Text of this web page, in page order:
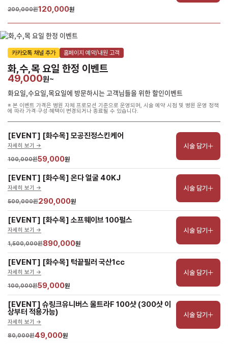
200,000원120,000원
카카오톡 채널 추가 홈페이지 예약/내원 고객
화,수,목 요일 한정 이벤트
49,000원~
화요일,수요일,목요일에 방문하시는 고객님들을 위한 할인이벤트
※ 본 이벤트 가격은 병원 자체 프로모션 기준으로 운영되며, 시술 예약 시점 및 병원 운영 정책
에 따라 가격·구성·혜택이 변경되거나 종료될 수 있습니다.
[EVENT] [화수목] 모공진정스킨케어
자세히 보기 ->
100,000원59,000원
시술 담기
[EVENT] [화수목] 온다 얼굴 40KJ
자세히 보기 ->
500,000원290,000원
시술 담기
[EVENT] [화수목] 소프웨이브 100펄스
자세히 보기 ->
1,500,000원890,000원
시술 담기
[EVENT] [화수목] 턱끝필러 국산1cc
자세히 보기 ->
100,000원59,000원
시술 담기
[EVENT] 슈링크유니버스 울트라F 100샷 (300샷 이
상부터 적용가능)
자세히 보기 ->
80,000원49,000원
시술 담기